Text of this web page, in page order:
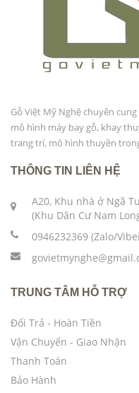
Gỗ Việt Mỹ Nghệ chuyên
mô hình máy bay gỗ, khay
trang trí, mô hình thuyền
THÔNG TIN LIÊN HỆ
A20, Khu nhà ở Ngã
(Khu Dân Cư Nam
0946232369 (Zalo/
TRUNG TÂM HỖ TRỢ
Đổi Trả - Hoàn Tiền
Vận Chuyển - Giao Nhận
Thanh Toán
Bảo Hành